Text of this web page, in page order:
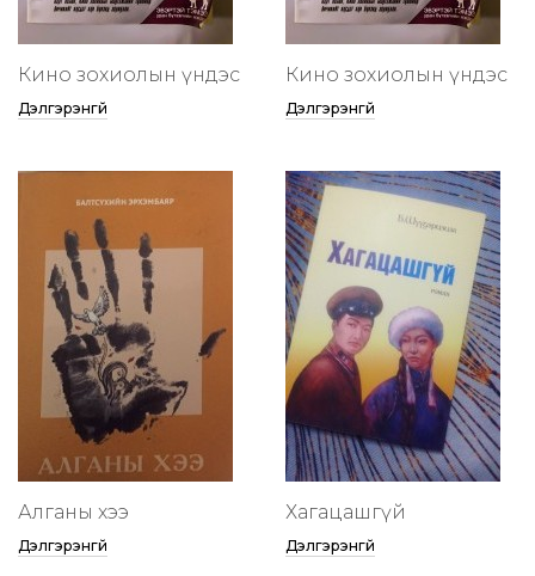
Кино зохиолын үндэс
Дэлгэрэнгүй
Кино зохиолын үндэс
Дэлгэрэнгүй
Алганы хээ
Дэлгэрэнгүй
Хагацашгүй
Дэлгэрэнгүй